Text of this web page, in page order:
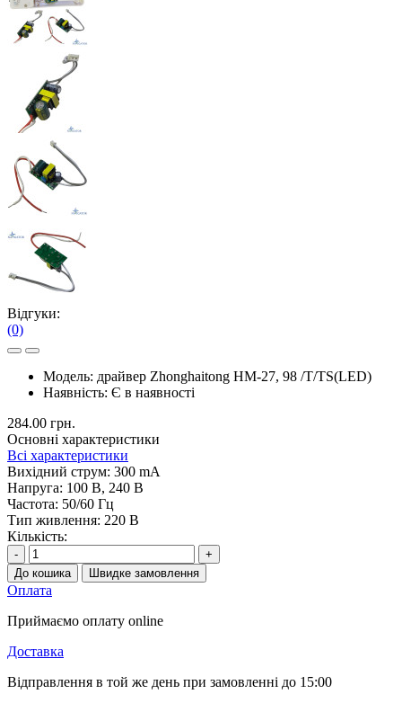
Відгуки:
(0)
Модель: драйвер Zhonghaitong HM-27, 98 /T/TS(LED)
Наявність: Є в наявності
284.00 грн.
Основні характеристики
Всі характеристики
Вихідний струм: 300 mA
Напруга: 100 В, 240 В
Частота: 50/60 Гц
Тип живлення: 220 В
Кількість:
-
+
До кошика
Швидке замовлення
Оплата
Приймаємо оплату online
Доставка
Відправлення в той же день при замовленні до 15:00